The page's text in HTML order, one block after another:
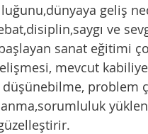
geliş
ve
sanat eğitimi
mevcut
problem